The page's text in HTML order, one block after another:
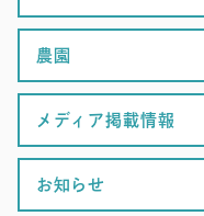
農園
メディア掲載情報
お知らせ